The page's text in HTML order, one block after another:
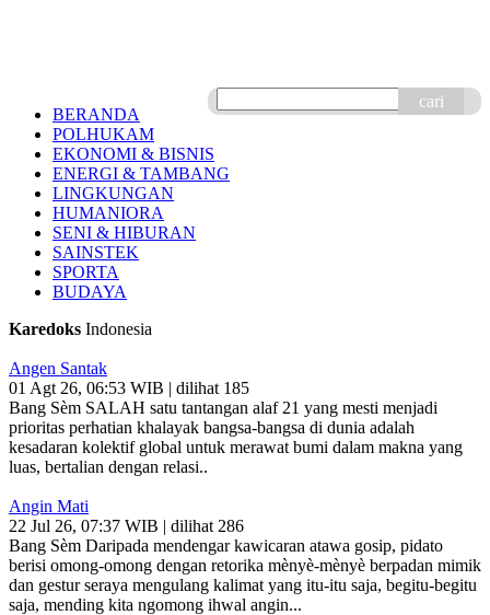
cari
BERANDA
POLHUKAM
EKONOMI & BISNIS
ENERGI & TAMBANG
LINGKUNGAN
HUMANIORA
SENI & HIBURAN
SAINSTEK
SPORTA
BUDAYA
Karedoks Indonesia
Angen Santak
01 Agt 26, 06:53 WIB | dilihat 185
Bang Sèm SALAH satu tantangan alaf 21 yang mesti menjadi
prioritas perhatian khalayak bangsa-bangsa di dunia adalah
kesadaran kolektif global untuk merawat bumi dalam makna yang
luas, bertalian dengan relasi..
Angin Mati
22 Jul 26, 07:37 WIB | dilihat 286
Bang Sèm Daripada mendengar kawicaran atawa gosip, pidato
berisi omong-omong dengan retorika mènyè-mènyè berpadan mimik
dan gestur seraya mengulang kalimat yang itu-itu saja, begitu-begitu
saja, mending kita ngomong ihwal angin...